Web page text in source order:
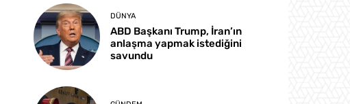
DÜNYA
ABD Başkanı Trump, İran’ın
anlaşma yapmak istediğini
savundu